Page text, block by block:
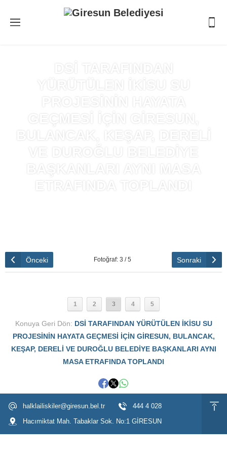
DSİ TARAFINDAN
YÜRÜTÜLEN İKİSU SU
PROJESİNİN HAYATA
GEÇMESİ İÇİN GİRESUN,
BULANCAK, KEŞAP, DERELİ
VE DUROĞLU BELEDİYE
BAŞKANLARI AYNI MASA
ETRAFINDA TOPLANDI
Önceki Fotoğraf: 3 / 5 Sonraki
1 2 3 4 5
Konuya Geri Dön: DSİ TARAFINDAN YÜRÜTÜLEN İKİSU SU
PROJESİNİN HAYATA GEÇMESİ İÇİN GİRESUN, BULANCAK,
KEŞAP, DERELİ VE DUROĞLU BELEDİYE BAŞKANLARI AYNI
MASA ETRAFINDA TOPLANDI
halklailiskiler@giresun.bel.tr
444 4 028
Hacımiktat Mah. Tabaklar Sok. No:1 GİRESUN